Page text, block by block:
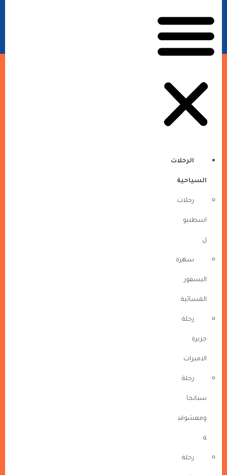
الرحلات
السياحية
رحلات
اسطنبو
ل
سهرة
البسفور
المسائية
رحلة
جزيرة
الاميرات
رحلة
سبانجا
ومعشوقي
ة
رحلة